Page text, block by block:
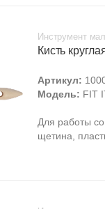
Инструмент
Кисть
Артикул:
Модель: FIT
Для работы
щетина,